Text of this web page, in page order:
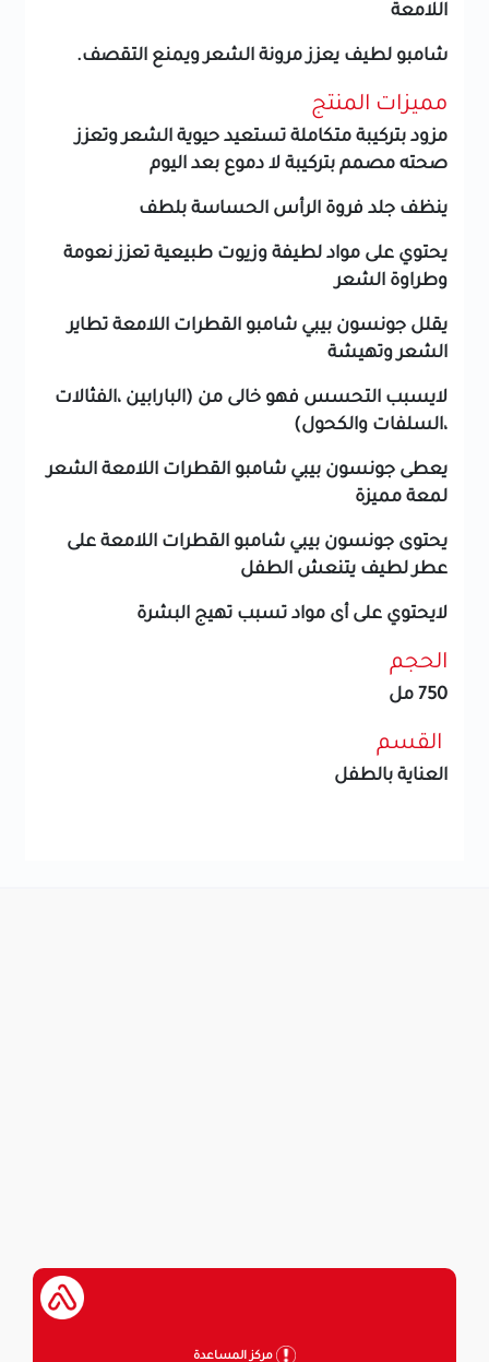
اللامعة
شامبو لطيف يعزز مرونة الشعر ويمنع التقصف.
مميزات المنتج
مزود بتركيبة متكاملة تستعيد حيوية الشعر وتعزز
صحته مصمم بتركيبة لا دموع بعد اليوم
ينظف جلد فروة الرأس الحساسة بلطف
يحتوي على مواد لطيفة وزيوت طبيعية تعزز نعومة
وطراوة الشعر
يقلل جونسون بيبي شامبو القطرات اللامعة تطاير
الشعر وتهيشة
لايسبب التحسس فهو خالى من (البارابين ،الفثالات
،السلفات والكحول)
يعطى جونسون بيبي شامبو القطرات اللامعة الشعر
لمعة مميزة
يحتوى جونسون بيبي شامبو القطرات اللامعة على
عطر لطيف يتنعش الطفل
لايحتوي على أى مواد تسبب تهيج البشرة
الحجم
750 مل
القسم
العناية بالطفل
مركز المساعدة